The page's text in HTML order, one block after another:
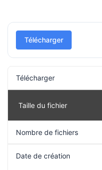
Télécharger
Télécharger
Taille du fichier
Nombre de fichiers
Date de création